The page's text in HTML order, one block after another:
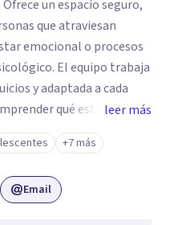
un espacio seguro,
que atraviesan
emocional o procesos
trabaja
y adaptada a cada
qué está
para avanzar con
intervención se realiza en
cuidando el ritmo y
En Centro
leer más
+7 más
Email